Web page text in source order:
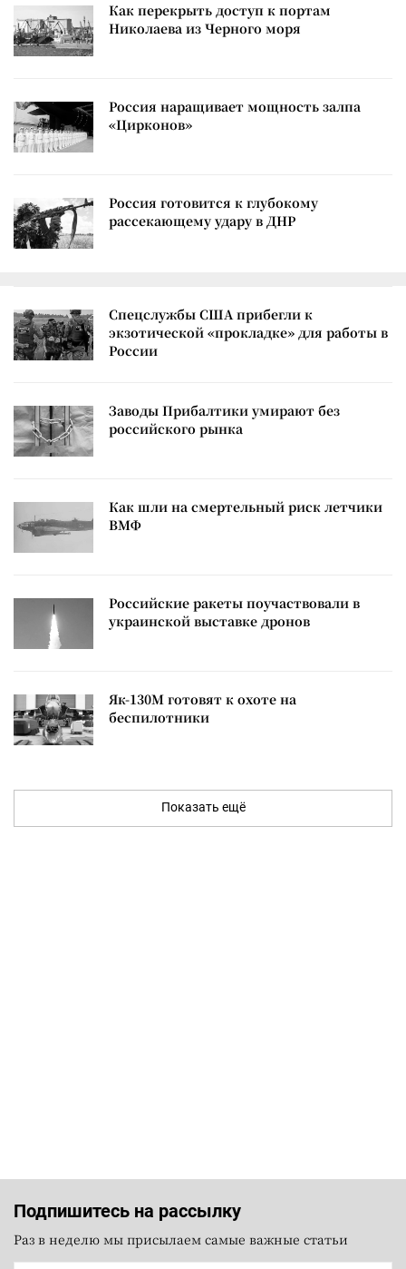
Как перекрыть доступ к портам
Николаева из Черного моря
Россия наращивает мощность залпа
«Цирконов»
Россия готовится к глубокому
рассекающему удару в ДНР
Спецслужбы США прибегли к
экзотической «прокладке» для работы в
России
Заводы Прибалтики умирают без
российского рынка
Как шли на смертельный риск летчики
ВМФ
Российские ракеты поучаствовали в
украинской выставке дронов
Як-130М готовят к охоте на
беспилотники
Показать ещё
Подпишитесь на рассылку
Раз в неделю мы присылаем самые важные статьи